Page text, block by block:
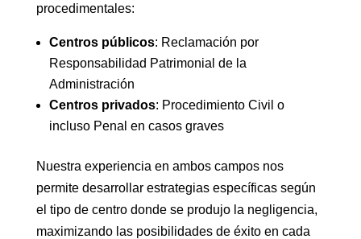
procedimentales:
Centros públicos: Reclamación por
Responsabilidad Patrimonial de la
Administración
Centros privados: Procedimiento Civil o
incluso Penal en casos graves
Nuestra experiencia en ambos campos nos
permite desarrollar estrategias específicas según
el tipo de centro donde se produjo la negligencia,
maximizando las posibilidades de éxito en cada